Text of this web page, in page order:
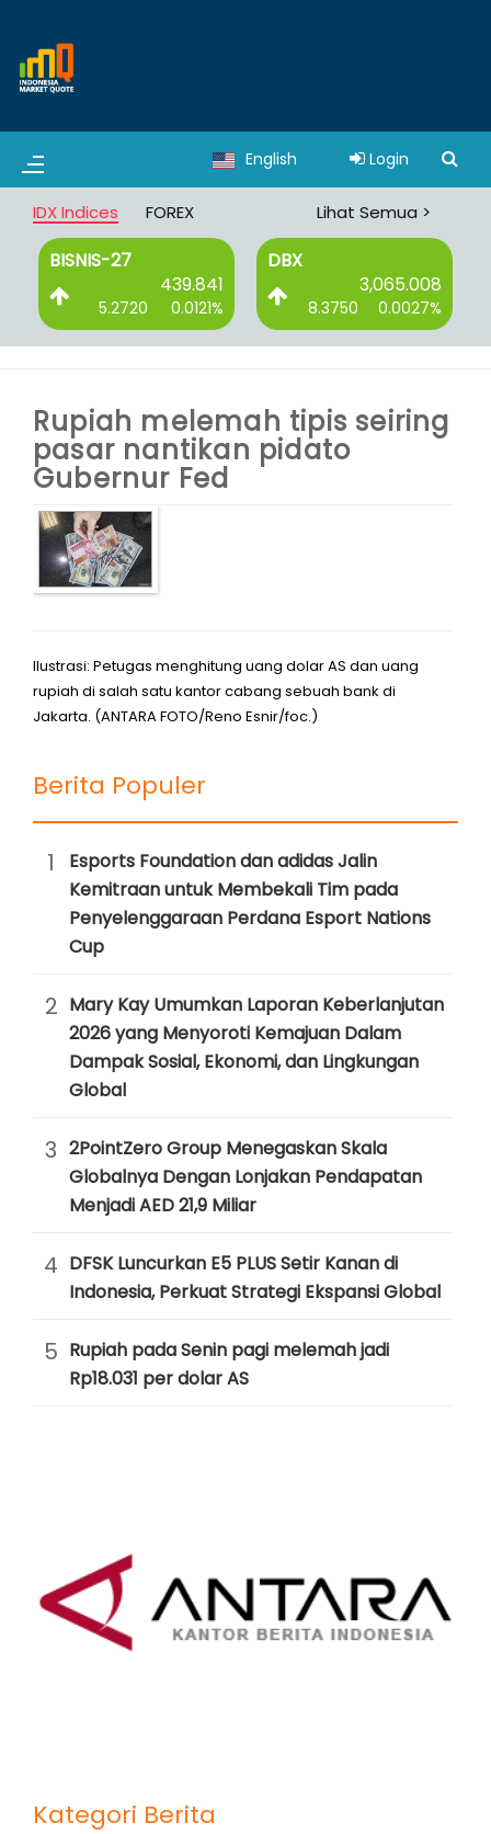
English Login
IDX Indices FOREX Lihat Semua >
BISNIS-27
439.841
5.2720 0.0121%
DBX
3,065.008
8.3750 0.0027%
Rupiah melemah tipis seiring
pasar nantikan pidato
Gubernur Fed
Ilustrasi: Petugas menghitung uang dolar AS dan uang
rupiah di salah satu kantor cabang sebuah bank di
Jakarta. (ANTARA FOTO/Reno Esnir/foc.)
Berita Populer
1
Esports Foundation dan adidas Jalin
Kemitraan untuk Membekali Tim pada
Penyelenggaraan Perdana Esport Nations
Cup
2 Mary Kay Umumkan Laporan Keberlanjutan
2026 yang Menyoroti Kemajuan Dalam
Dampak Sosial, Ekonomi, dan Lingkungan
Global
3 2PointZero Group Menegaskan Skala
Globalnya Dengan Lonjakan Pendapatan
Menjadi AED 21,9 Miliar
4 DFSK Luncurkan E5 PLUS Setir Kanan di
Indonesia, Perkuat Strategi Ekspansi Global
5 Rupiah pada Senin pagi melemah jadi
Rp18.031 per dolar AS
Kategori Berita